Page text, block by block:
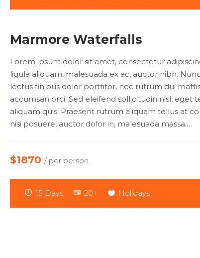
Marmore Waterfalls
Lorem ipsum dolor sit amet, consectetur
ligula aliquam, malesuada ex ac, auctor nibh.
lectus finibus dolor porttitor, nec rutrum dui
accumsan orci. Sed eleifend sollicitudin nisl, eget
aliquam quis. Praesent rutrum aliquam tellus at
nisi posuere, auctor dolor in, malesuada massa.…
$1870 / per person
15 Days 20+ Holidays